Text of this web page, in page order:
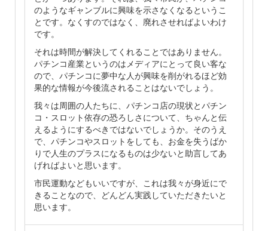
のようなギャンブルに興味を示さなくなるというこ
とです。なくすのではなく、廃れさせればよいわけ
です。
それは時間が解決してくれることではありません。
パチンコ産業というのはメディアにとって良い客な
ので、パチンコに夢中な人が興味を削がれるほど効
果的な情報が今後流されることはないでしょう。
我々は周囲の人たちに、パチンコ店の現状とパチン
コ・スロット依存の恐ろしさについて、ちゃんと伝
えるようにするべきではないでしょうか。そのうえ
で、パチンコやスロットをしても、お金を失うばか
りで人生のプラスになるものは少ないと助言してあ
げればよいと思います。
市民運動などもいいですが、これは我々が身近にで
きることなので、どんどん実践していただきたいと
思います。